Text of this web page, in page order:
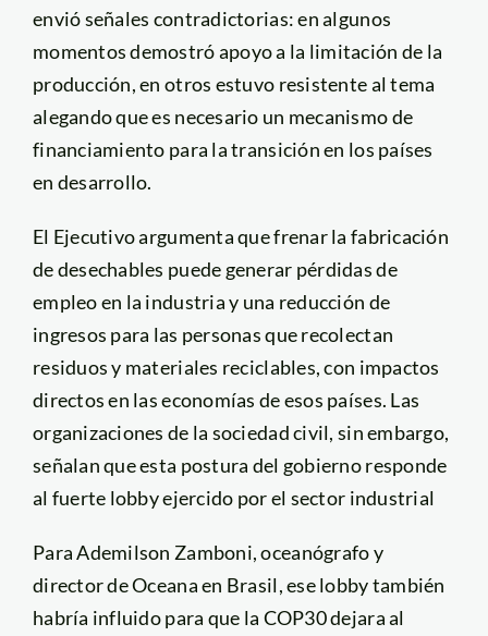
envió señales contradictorias: en algunos
momentos demostró apoyo a la limitación de la
producción, en otros estuvo resistente al tema
alegando que es necesario un mecanismo de
financiamiento para la transición en los países
en desarrollo.
El Ejecutivo argumenta que frenar la fabricación
de desechables puede generar pérdidas de
empleo en la industria y una reducción de
ingresos para las personas que recolectan
residuos y materiales reciclables, con impactos
directos en las economías de esos países. Las
organizaciones de la sociedad civil, sin embargo,
señalan que esta postura del gobierno responde
al fuerte lobby ejercido por el sector industrial
Para Ademilson Zamboni, oceanógrafo y
director de Oceana en Brasil, ese lobby también
habría influido para que la COP30 dejara al